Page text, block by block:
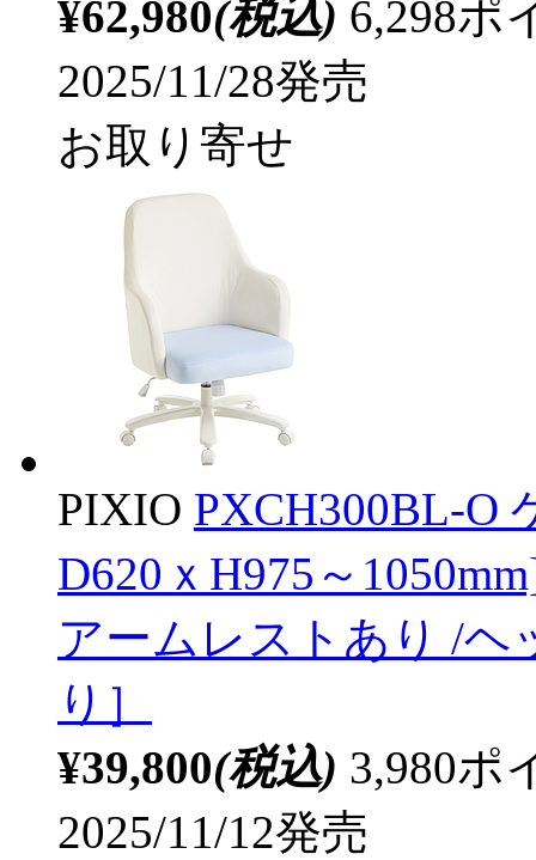
¥62,980(税込) 6,298ポ
2025/11/28発売
お取り寄せ
PIXIO PXCH300BL-O
D620ｘH975～
アームレストあり /
り］
¥39,800(税込) 3,980ポ
2025/11/12発売